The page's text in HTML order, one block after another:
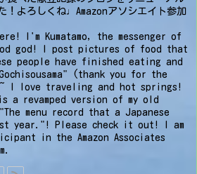
！よろしくね♩Amazonアソシエイト参加
I'm Kumatamo, the messenger of
god! I post pictures of food that
people have finished eating and
(thank you for the
I love traveling and hot springs!
a revamped version of my old
menu record that a Japanese
year."! Please check it out! I am
in the Amazon Associates